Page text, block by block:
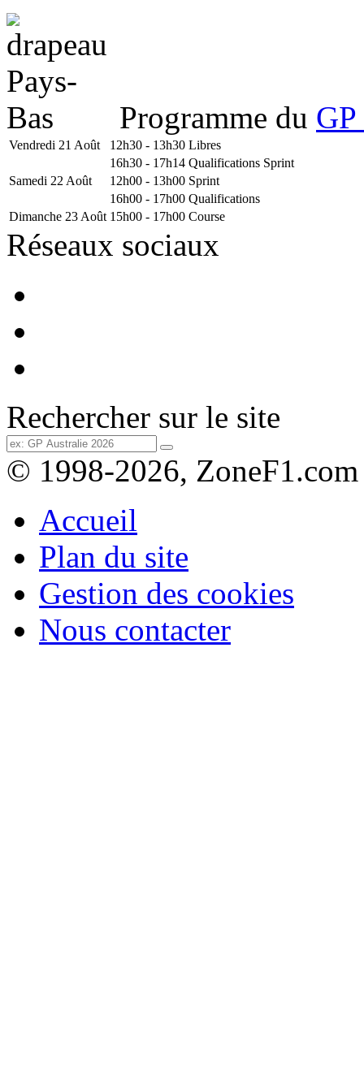
Programme du
Vendredi 21 Août 12h30 - 13h30 Libres
16h30 - 17h14 Qualifications Sprint
Samedi 22 Août
12h00 - 13h00 Sprint
16h00 - 17h00 Qualifications
Dimanche 23 Août 15h00 - 17h00 Course
Réseaux sociaux
Rechercher sur le site
© 1998-2026, ZoneF1.com
Accueil
Plan du site
Gestion des cookies
Nous contacter